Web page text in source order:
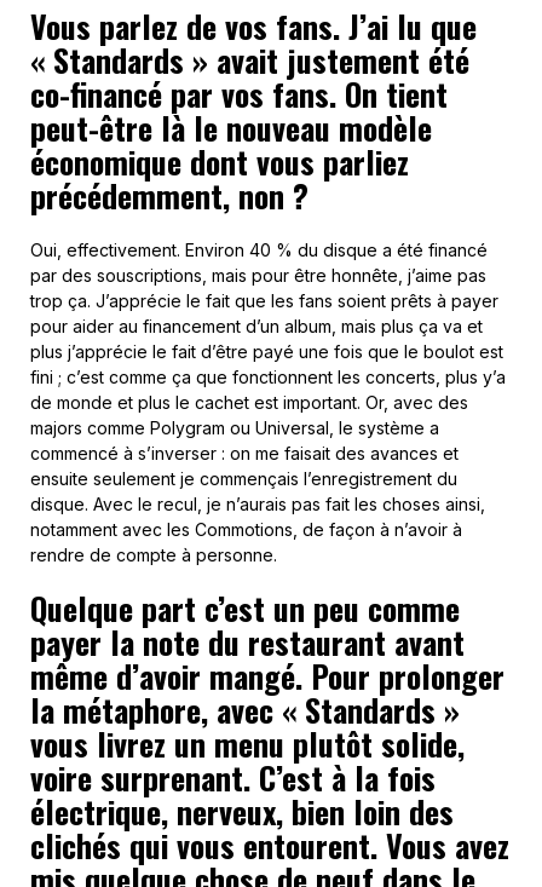
Vous parlez de vos fans. J’ai lu que
« Standards » avait justement été
co-financé par vos fans. On tient
peut-être là le nouveau modèle
économique dont vous parliez
précédemment, non ?
Oui, effectivement. Environ 40 % du disque a été financé
par des souscriptions, mais pour être honnête, j’aime pas
trop ça. J’apprécie le fait que les fans soient prêts à payer
pour aider au financement d’un album, mais plus ça va et
plus j’apprécie le fait d’être payé une fois que le boulot est
fini ; c’est comme ça que fonctionnent les concerts, plus y’a
de monde et plus le cachet est important. Or, avec des
majors comme Polygram ou Universal, le système a
commencé à s’inverser : on me faisait des avances et
ensuite seulement je commençais l’enregistrement du
disque. Avec le recul, je n’aurais pas fait les choses ainsi,
notamment avec les Commotions, de façon à n’avoir à
rendre de compte à personne.
Quelque part c’est un peu comme
payer la note du restaurant avant
même d’avoir mangé. Pour prolonger
la métaphore, avec « Standards »
vous livrez un menu plutôt solide,
voire surprenant. C’est à la fois
électrique, nerveux, bien loin des
clichés qui vous entourent. Vous avez